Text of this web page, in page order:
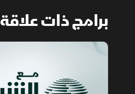
برامج ذات علاقة
مع الشرق الأوسط